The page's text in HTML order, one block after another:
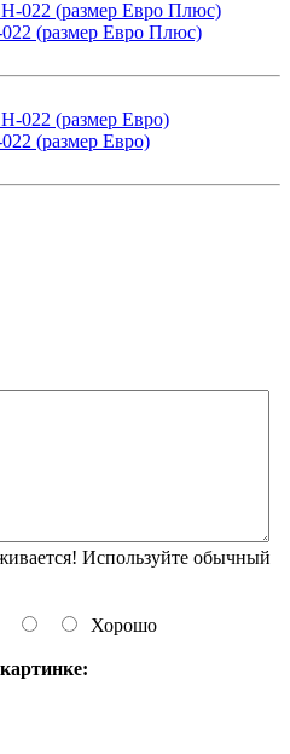
022 (размер Евро Плюс)
(размер Евро)
Используйте обычный
Хорошо